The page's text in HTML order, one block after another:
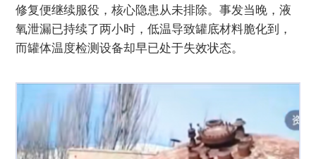
修复便继续服役，核心隐患从未排除。事发当晚，液
氧泄漏已持续了两小时，低温导致罐底材料脆化到，
而罐体温度检测设备却早已处于失效状态。